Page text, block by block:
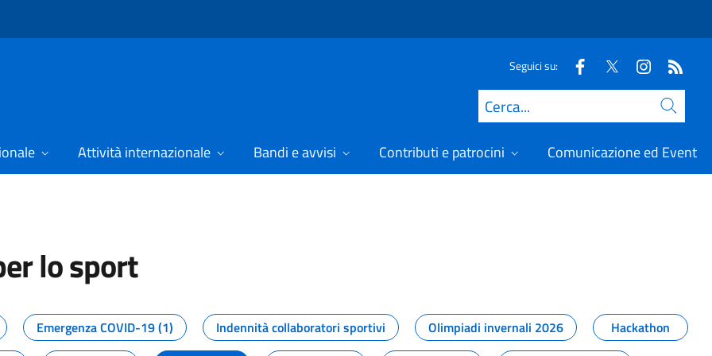
Seguici su:
Cerca
Attività internazionale Bandi e avvisi Contributi e patrocini Comunicazione ed Eventi
lo sport
dal Dipartimento per lo sport
Emergenza COVID-19 (1) Indennità collaboratori sportivi Olimpiadi invernali 2026
Hackathon